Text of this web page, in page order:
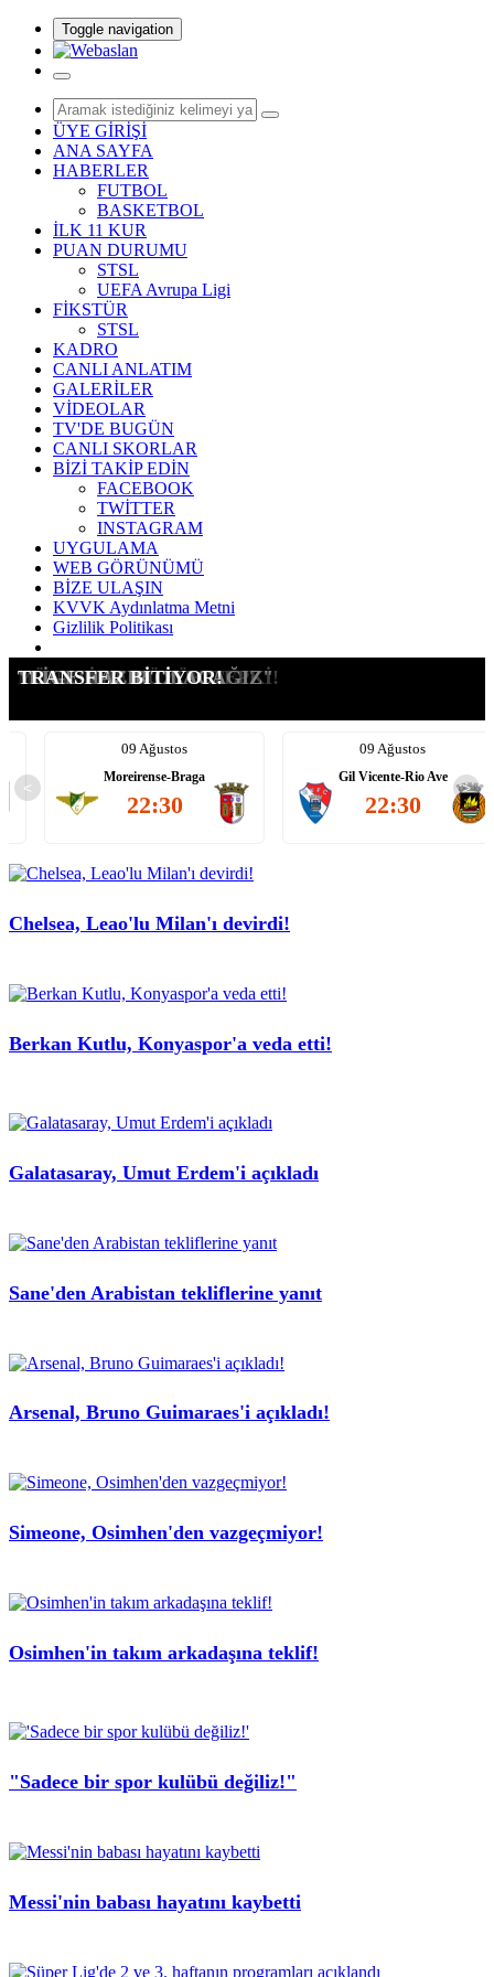
Toggle navigation
ÜYE GİRİŞİ
ANA SAYFA
HABERLER
FUTBOL
BASKETBOL
İLK 11 KUR
PUAN DURUMU
STSL
UEFA Avrupa Ligi
FİKSTÜR
STSL
KADRO
CANLI ANLATIM
GALERİLER
VİDEOLAR
TV'DE BUGÜN
CANLI SKORLAR
BİZİ TAKİP EDİN
FACEBOOK
TWİTTER
INSTAGRAM
UYGULAMA
WEB GÖRÜNÜMÜ
BİZE ULAŞIN
KVVK Aydınlatma Metni
Gizlilik Politikası
GOLCÜDE YENİ ROTAMIZ
SİZE DAHA NE DİYELİM!
VEIGA'DAN FLAŞ YANIT
RÖPORTAJA GELMEDİ!
HESABI KAPATILDI!
YÖNETİME BÜYÜK TEPKİ!
"LİGE HAZIR OLACAĞIZ"
TRANSFER BİTİYOR!
<
09 Ağustos
Moreirense-Braga
22:30
09 Ağustos
Gil Vicente-Rio Ave
22:30
>
Chelsea, Leao'lu Milan'ı devirdi!
Berkan Kutlu, Konyaspor'a veda etti!
Galatasaray, Umut Erdem'i açıkladı
Sane'den Arabistan tekliflerine yanıt
Arsenal, Bruno Guimaraes'i açıkladı!
Simeone, Osimhen'den vazgeçmiyor!
Osimhen'in takım arkadaşına teklif!
"Sadece bir spor kulübü değiliz!"
Messi'nin babası hayatını kaybetti